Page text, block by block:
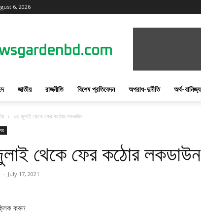
6, 2026
জাতীয় রাজনীতি বিশেষ প্রতিবেদন অপরাধ-দুর্নীতি অর্থ-বানিজ্য
২৩ জুলাই থেকে ফের কঠোর লকডাউন
থেকে ফের কঠোর লকডাউন
- July 17, 2021
করুন